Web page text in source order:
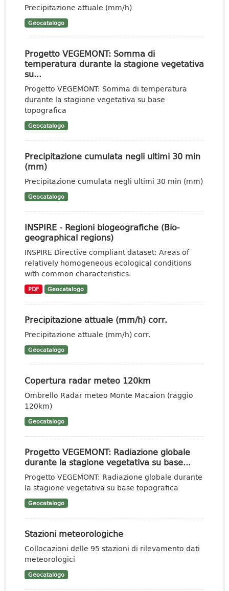
Precipitazione attuale (mm/h)
Geocatalogo
Progetto VEGEMONT: Somma di
temperatura durante la stagione vegetativa
su...
Progetto VEGEMONT: Somma di temperatura
durante la stagione vegetativa su base
topografica
Geocatalogo
Precipitazione cumulata negli ultimi 30 min
(mm)
Precipitazione cumulata negli ultimi 30 min (mm)
Geocatalogo
INSPIRE - Regioni biogeografiche (Bio-
geographical regions)
INSPIRE Directive compliant dataset: Areas of
relatively homogeneous ecological conditions
with common characteristics.
PDF Geocatalogo
Precipitazione attuale (mm/h) corr.
Precipitazione attuale (mm/h) corr.
Geocatalogo
Copertura radar meteo 120km
Ombrello Radar meteo Monte Macaion (raggio
120km)
Geocatalogo
Progetto VEGEMONT: Radiazione globale
durante la stagione vegetativa su base...
Progetto VEGEMONT: Radiazione globale durante
la stagione vegetativa su base topografica
Geocatalogo
Stazioni meteorologiche
Collocazioni delle 95 stazioni di rilevamento dati
meteorologici
Geocatalogo